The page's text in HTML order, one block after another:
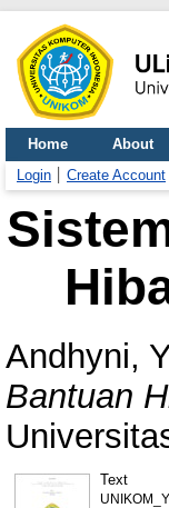
Home About
Login
Create Account
Andhyni,
Bantuan
Text